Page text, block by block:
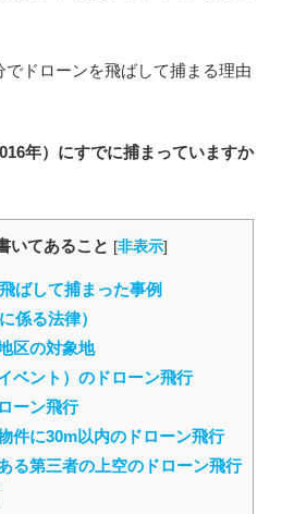
ドローンを飛ばして捕まる理由
年）にすでに捕まっていますか
いてあること [非表示]
ばして捕まった事例
係る法律）
区の対象地
ベント）のドローン飛行
ーン飛行
件に30m以内のドローン飛行
る第三者の上空のドローン飛行